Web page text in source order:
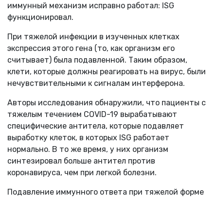
иммунный механизм исправно работал: ISG
функционировал.
При тяжелой инфекции в изученных клетках
экспрессия этого гена (то, как организм его
считывает) была подавленной. Таким образом,
клети, которые должны реагировать на вирус, были
нечувствительными к сигналам интерферона.
Авторы исследования обнаружили, что пациенты с
тяжелым течением COVID-19 вырабатывают
специфические антитела, которые подавляет
выработку клеток, в которых ISG работает
нормально. В то же время, у них организм
синтезировал больше антител против
коронавируса, чем при легкой болезни.
Подавление иммунного ответа при тяжелой форме